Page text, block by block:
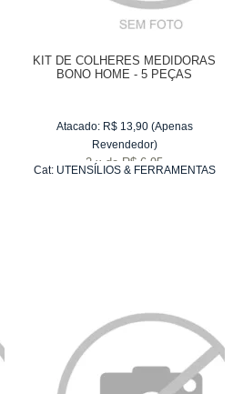
KIT DE COLHERES MEDIDORAS
BONO HOME - 5 PEÇAS
Atacado: R$ 13,90 (Apenas
Revendedor)
2 x de R$ 6,95
Cat: UTENSÍLIOS & FERRAMENTAS